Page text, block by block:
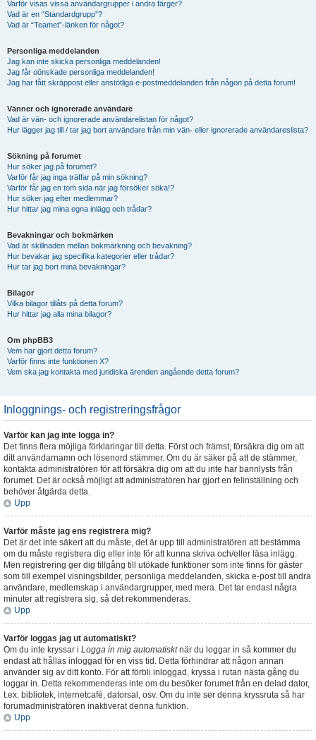
Varför visas vissa användargrupper i andra färger?
Vad är en “Standardgrupp”?
Vad är “Teamet”-länken för något?
Personliga meddelanden
Jag kan inte skicka personliga meddelanden!
Jag får oönskade personliga meddelanden!
Jag har fått skräppost eller anstötliga e-postmeddelanden från någon på detta forum!
Vänner och ignorerade användare
Vad är vän- och ignorerade användarelistan för något?
Hur lägger jag till / tar jag bort användare från min vän- eller ignorerade användareslista?
Sökning på forumet
Hur söker jag på forumet?
Varför får jag inga träffar på min sökning?
Varför får jag en tom sida när jag försöker söka!?
Hur söker jag efter medlemmar?
Hur hittar jag mina egna inlägg och trådar?
Bevakningar och bokmärken
Vad är skillnaden mellan bokmärkning och bevakning?
Hur bevakar jag specifika kategorier eller trådar?
Hur tar jag bort mina bevakningar?
Bilagor
Vilka bilagor tillåts på detta forum?
Hur hittar jag alla mina bilagor?
Om phpBB3
Vem har gjort detta forum?
Varför finns inte funktionen X?
Vem ska jag kontakta med juridiska ärenden angående detta forum?
Inloggnings- och registreringsfrågor
Varför kan jag inte logga in?
Det finns flera möjliga förklaringar till detta. Först och främst, försäkra dig om att
ditt användarnamn och lösenord stämmer. Om du är säker på att de stämmer,
kontakta administratören för att försäkra dig om att du inte har bannlysts från
forumet. Det är också möjligt att administratören har gjort en felinställning och
behöver åtgärda detta.
Upp
Varför måste jag ens registrera mig?
Det är det inte säkert att du måste, det är upp till administratören att bestämma
om du måste registrera dig eller inte för att kunna skriva och/eller läsa inlägg.
Men registrering ger dig tillgång till utökade funktioner som inte finns för gäster
som till exempel visningsbilder, personliga meddelanden, skicka e-post till andra
användare, medlemskap i användargrupper, med mera. Det tar endast några
minuter att registrera sig, så det rekommenderas.
Upp
Varför loggas jag ut automatiskt?
Om du inte kryssar i Logga in mig automatisktnär du loggar in så kommer du
endast att hållas inloggad för en viss tid. Detta förhindrar att någon annan
använder sig av ditt konto. För att förbli inloggad, kryssa i rutan nästa gång du
loggar in. Detta rekommenderas inte om du besöker forumet från en delad dator,
t.ex. bibliotek, internetcafé, datorsal, osv. Om du inte ser denna kryssruta så har
forumadministratören inaktiverat denna funktion.
Upp